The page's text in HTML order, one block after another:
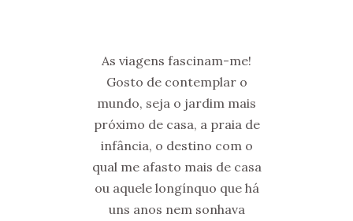
As viagens fascinam-me!
Gosto de contemplar o
mundo, seja o jardim mais
próximo de casa, a praia de
infância, o destino com o
qual me afasto mais de casa
ou aquele longínquo que há
uns anos nem sonhava